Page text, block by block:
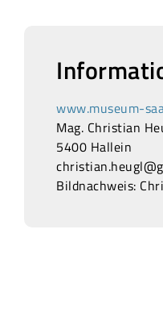
www.museum-
Mag. Christian
5400 Hallein
Bildnachweis: